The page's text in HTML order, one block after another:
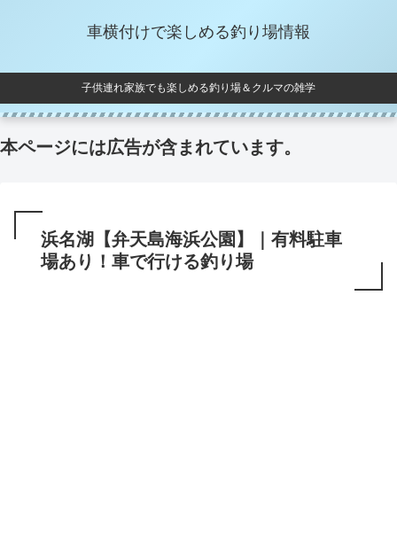
車横付けで楽しめる釣り場情報
子供連れ家族でも楽しめる釣り場＆クルマの雑学
本ページには広告が含まれています。
浜名湖【弁天島海浜公園】｜有料駐車
場あり！車で行ける釣り場